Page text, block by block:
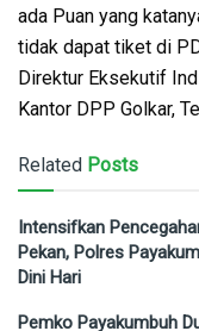
ada Puan yang
tidak dapat tiket di
Direktur Eksekutif
Kantor DPP Golkar,
Related Posts
Intensifkan
Pekan, Polres
Dini Hari
Pemko Payakumbuh